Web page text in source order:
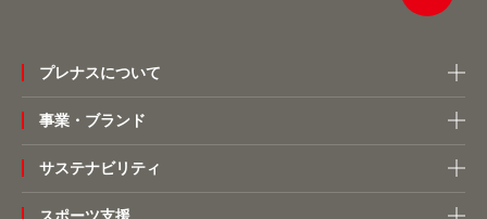
プレナスについて
事業・ブランド
サステナビリティ